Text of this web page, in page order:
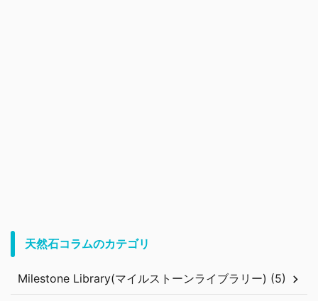
天然石コラムのカテゴリ
Milestone Library(マイルストーンライブラリー) (5)